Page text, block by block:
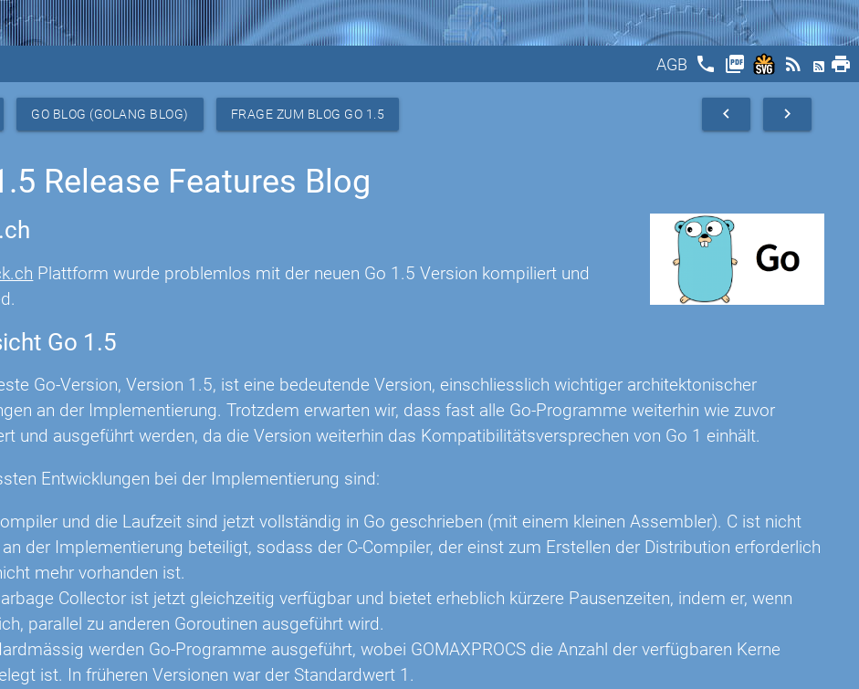
AGB phone picture_as_pdf rss_feed print
GO BLOG (GOLANG BLOG) FRAGE ZUM BLOG GO 1.5 navigate_next
navigate_before
Release Features Blog
Plattform wurde problemlos mit der neuen Go 1.5 Version kompiliert und
Go 1.5
Go-Version, Version 1.5, ist eine bedeutende Version, einschliesslich wichtiger architektonischer
an der Implementierung. Trotzdem erwarten wir, dass fast alle Go-Programme weiterhin wie zuvor
und ausgeführt werden, da die Version weiterhin das Kompatibilitätsversprechen von Go 1 einhält.
Entwicklungen bei der Implementierung sind:
und die Laufzeit sind jetzt vollständig in Go geschrieben (mit einem kleinen Assembler). C ist nicht
der Implementierung beteiligt, sodass der C-Compiler, der einst zum Erstellen der Distribution erforderlich
mehr vorhanden ist.
Collector ist jetzt gleichzeitig verfügbar und bietet erheblich kürzere Pausenzeiten, indem er, wenn
parallel zu anderen Goroutinen ausgeführt wird.
werden Go-Programme ausgeführt, wobei GOMAXPROCS die Anzahl der verfügbaren Kerne
ist. In früheren Versionen war der Standardwert 1.